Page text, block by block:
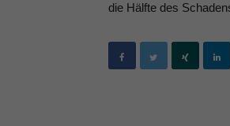
die Hälfte des